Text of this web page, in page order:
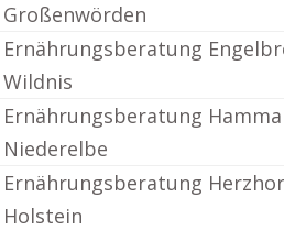
Großenwörden
Ernährungsberatung
Wildnis
Ernährungsberatung
Niederelbe
Ernährungsberatung
Holstein